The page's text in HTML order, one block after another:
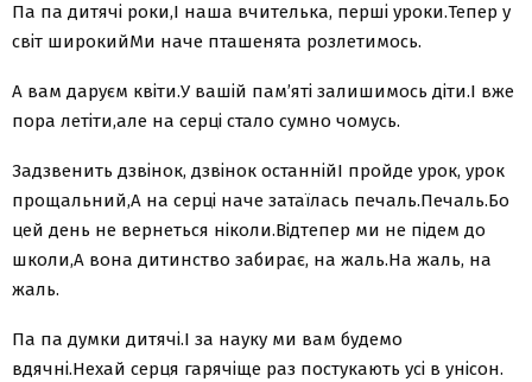
Па па дитячі роки,І наша вчителька, перші уроки.Тепер у
світ широкийМи наче пташенята розлетимось.
А вам даруєм квіти.У вашій пам’яті залишимось діти.І вже
пора летіти,але на серці стало сумно чомусь.
Задзвенить дзвінок, дзвінок останнійІ пройде урок, урок
прощальний,А на серці наче затаїлась печаль.Печаль.Бо
цей день не вернеться ніколи.Відтепер ми не підем до
школи,А вона дитинство забирає, на жаль.На жаль, на
жаль.
Па па думки дитячі.І за науку ми вам будемо
вдячні.Нехай серця гарячіще раз постукають усі в унісон.